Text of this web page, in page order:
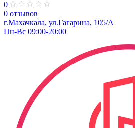
0
0 отзывов
г.Махачкала, ул.Гагарина, 105/А
Пн-Вс 09:00-20:00